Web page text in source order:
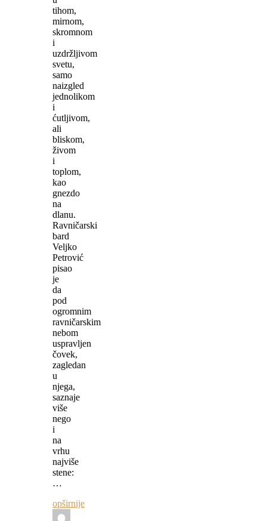
tihom,
mirnom,
skromnom
i
uzdržljivom
svetu,
samo
naizgled
jednolikom
i
ćutljivom,
ali
bliskom,
živom
i
toplom,
kao
gnezdo
na
dlanu.
Ravničarski
bard
Veljko
Petrović
pisao
je
da
pod
ogromnim
ravničarskim
nebom
uspravljen
čovek,
zagledan
u
njega,
saznaje
više
nego
i
na
vrhu
najviše
stene:
…
opširnije